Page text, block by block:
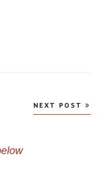
NEXT POST